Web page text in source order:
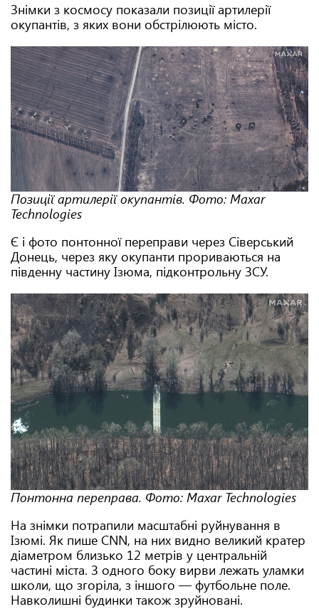
Знімки з космосу показали позиції артилерії
окупантів, з яких вони обстрілюють місто.
Позиції артилерії окупантів. Фото: Maxar
Technologies
Є і фото понтонної переправи через Сіверський
Донець, через яку окупанти прориваються на
південну частину Ізюма, підконтрольну ЗСУ.
Понтонна переправа. Фото: Maxar Technologies
На знімки потрапили масштабні руйнування в
Ізюмі. Як пише CNN, на них видно великий кратер
діаметром близько 12 метрів у центральній
частині міста. З одного боку вирви лежать уламки
школи, що згоріла, з іншого — футбольне поле.
Навколишні будинки також зруйновані.